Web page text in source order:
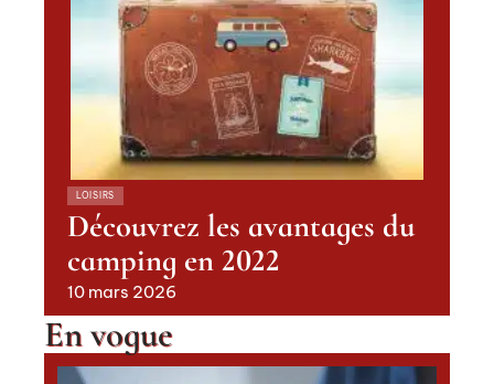
LOISIRS
Découvrez les avantages du
camping en 2022
10 mars 2026
En vogue